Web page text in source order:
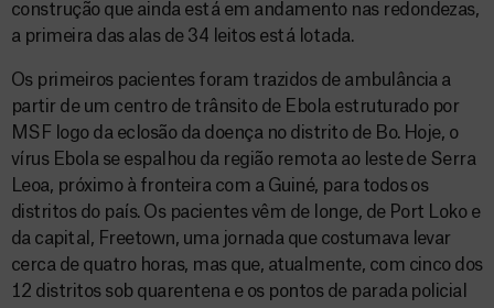
construção que ainda está em andamento nas redondezas,
a primeira das alas de 34 leitos está lotada.
Os primeiros pacientes foram trazidos de ambulância a
partir de um centro de trânsito de Ebola estruturado por
MSF logo da eclosão da doença no distrito de Bo. Hoje, o
vírus Ebola se espalhou da região remota ao leste de Serra
Leoa, próximo à fronteira com a Guiné, para todos os
distritos do país. Os pacientes vêm de longe, de Port Loko e
da capital, Freetown, uma jornada que costumava levar
cerca de quatro horas, mas que, atualmente, com cinco dos
12 distritos sob quarentena e os pontos de parada policial